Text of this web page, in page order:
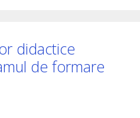
didactice
de formare